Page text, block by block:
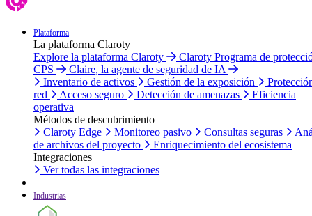
Plataforma
La plataforma Claroty
Explore la plataforma Claroty
Claroty Programa de
CPS
Claire, la agente de seguridad de IA
Inventario de activos
Gestión de la exposición
red
Acceso seguro Detección de amenazas
Eficiencia
operativa
Métodos de descubrimiento
Claroty Edge
Monitoreo pasivo Consultas seguras
de archivos del proyecto
Enriquecimiento del ecosistema
Integraciones
Ver todas las integraciones
Industrias